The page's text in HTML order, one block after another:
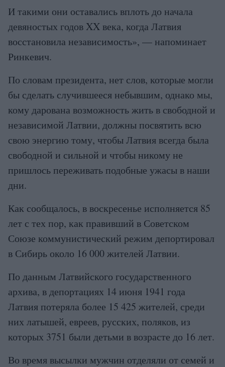
И такими они оставались вплоть до начала
девяностых годов XX века, когда Латвия
восстановила независимость», — напоминает
Ринкевич.
По словам президента, нет слов, которые могли
бы сделать случившееся небывшим, однако мы,
кому дарована возможность жить в свободной и
независимой Латвии, должны посвятить всю
свою энергию тому, чтобы Латвия всегда была
свободной и сильной и чтобы никому не
пришлось переживать подобные ужасы в наши
дни.
Как сообщалось, в воскресенье исполняется 85
лет с тех пор, как правивший в Советском
Союзе коммунистический режим депортировал
в Сибирь около 16 000 жителей Латвии.
По данным Латвийского государственного
архива, в депортациях 14 июня 1941 года
Латвия потеряла более 15 425 жителей, среди
них латышей, евреев, русских, поляков, из
которых 3751 были детьми в возрасте до 16 лет.
Во время высылки мужчин отделяли от семей и